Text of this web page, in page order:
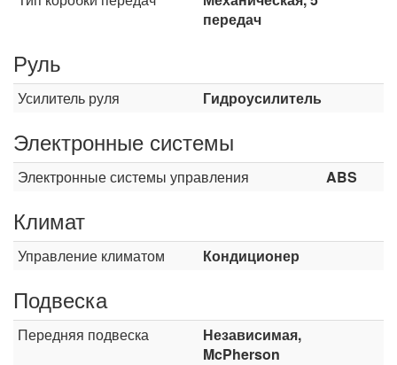
передач
Руль
Усилитель руля Гидроусилитель
Электронные системы
Электронные системы управления ABS
Климат
Управление климатом Кондиционер
Подвеска
Передняя подвеска
Независимая,
McPherson